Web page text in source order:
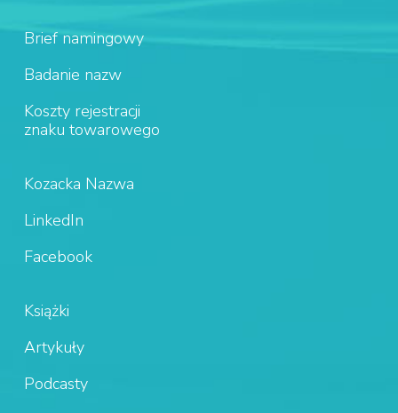
Brief namingowy
Badanie nazw
Koszty rejestracji
znaku towarowego
Kozacka Nazwa
LinkedIn
Facebook
Książki
Artykuły
Podcasty